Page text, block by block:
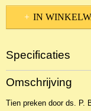
IN
Specificaties
Productcode
NBKTPr-18782
EAN code
Omschrijving
Tien preken door ds. P.